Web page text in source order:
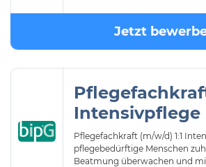
Jetzt
Intensivpflege
Pflegefachkraft (m/w/d) 1:1
pflegebedürftige Menschen
Beatmung überwachen und